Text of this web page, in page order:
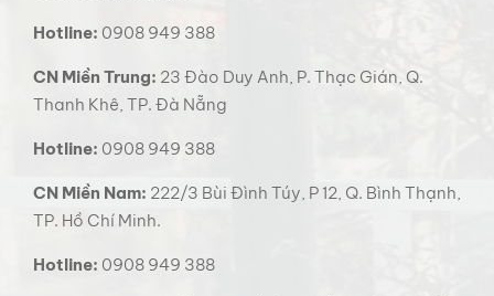
Hotline: 0908 949 388
CN Miền Trung: 23 Đào Duy Anh, P. Thạc Gián, Q.
Thanh Khê, TP. Đà Nẵng
Hotline: 0908 949 388
CN Miền Nam: 222/3 Bùi Đình Túy, P 12, Q. Bình Thạnh,
TP. Hồ Chí Minh.
Hotline: 0908 949 388